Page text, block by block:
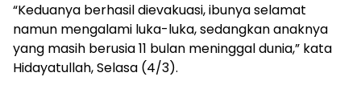
“Keduanya berhasil dievakuasi, ibunya selamat
namun mengalami luka-luka, sedangkan anaknya
yang masih berusia 11 bulan meninggal dunia,” kata
Hidayatullah, Selasa (4/3).